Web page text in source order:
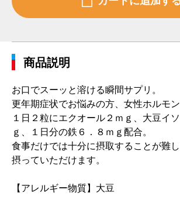
商品説明
お口でスーッと溶ける瞬間サプリ。
更年期症状でお悩みの方、女性ホルモン
１日２粒にエクオール２ｍｇ、大豆イ
ｇ、１日分の鉄６．８ｍｇ配合。
食事だけでは十分に摂取することが難
摂っていただけます。
【アレルギー物質】大豆